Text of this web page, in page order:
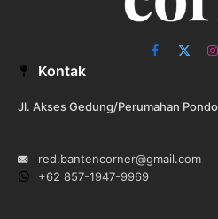
Facebook
X
Kontak
Jl. Akses Gedung/Perumahan
red.bantencorner@gmail.com
+62 857-1947-9969